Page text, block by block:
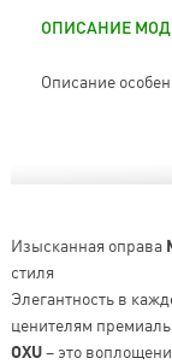
ОПИСАНИЕ
Описание
Изысканная оправа
стиля
Элегантность в
ценителям
OXU– это